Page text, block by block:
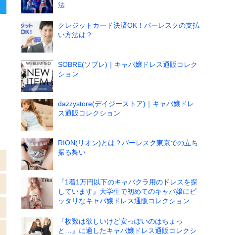
法
クレジットカード決済OK！バーレスクの支払
い方法は？
SOBRE(ソブレ)｜キャバ嬢ドレス通販コレク
ション
dazzystore(デイジーストア)｜キャバ嬢ドレ
ス通販コレクション
RION(リオン)とは？バーレスク東京での立ち
振る舞い
『1着1万円以下のキャバクラ用のドレスを探
しています』大学生で初めてのキャバ嬢にピ
ッタリなキャバ嬢ドレス通販コレクション
『枚数は欲しいけど安っぽいのはちょっ
と…』に適したキャバ嬢ドレス通販コレクシ